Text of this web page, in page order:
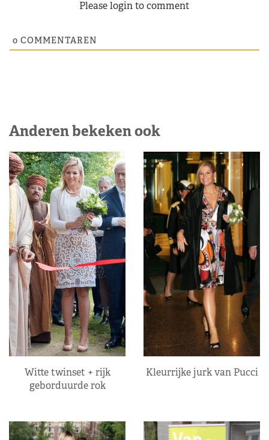
Please login to comment
0 COMMENTAREN
Anderen bekeken ook
Witte twinset + rijk
geborduurde rok
Kleurrijke jurk van Pucci